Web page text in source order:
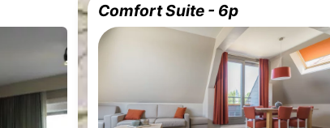
Comfort Suite - 6p